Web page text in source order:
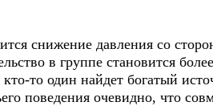
снижение давления со
в группе становится
то один найдет богатый
поведения очевидно, что